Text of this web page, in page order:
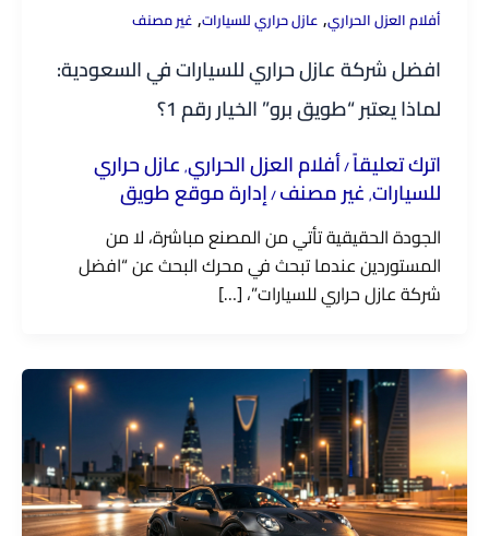
أفلام العزل الحراري, عازل حراري للسيارات, غير مصنف
افضل شركة عازل حراري للسيارات في السعودية:
لماذا يعتبر “طويق برو” الخيار رقم 1؟
اترك تعليقاً/أفلام العزل الحراري, عازل حراري
للسيارات, غير مصنف/إدارة موقع طويق
الجودة الحقيقية تأتي من المصنع مباشرة، لا من
المستوردين عندما تبحث في محرك البحث عن “افضل
شركة عازل حراري للسيارات”، […]